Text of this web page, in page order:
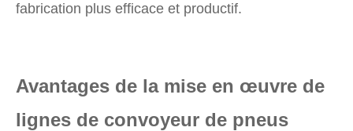
fabrication plus efficace et productif.
Avantages de la mise en œuvre de
lignes de convoyeur de pneus